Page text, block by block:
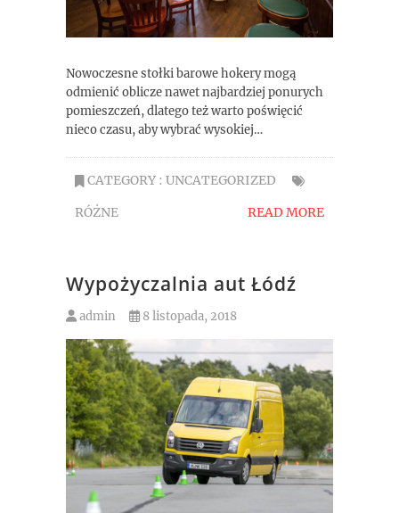
Nowoczesne stołki barowe hokery mogą
odmienić oblicze nawet najbardziej ponurych
pomieszczeń, dlatego też warto poświęcić
nieco czasu, aby wybrać wysokiej…
CATEGORY : UNCATEGORIZED
RÓŻNE
READ MORE
Wypożyczalnia aut Łódź
admin 8 listopada, 2018